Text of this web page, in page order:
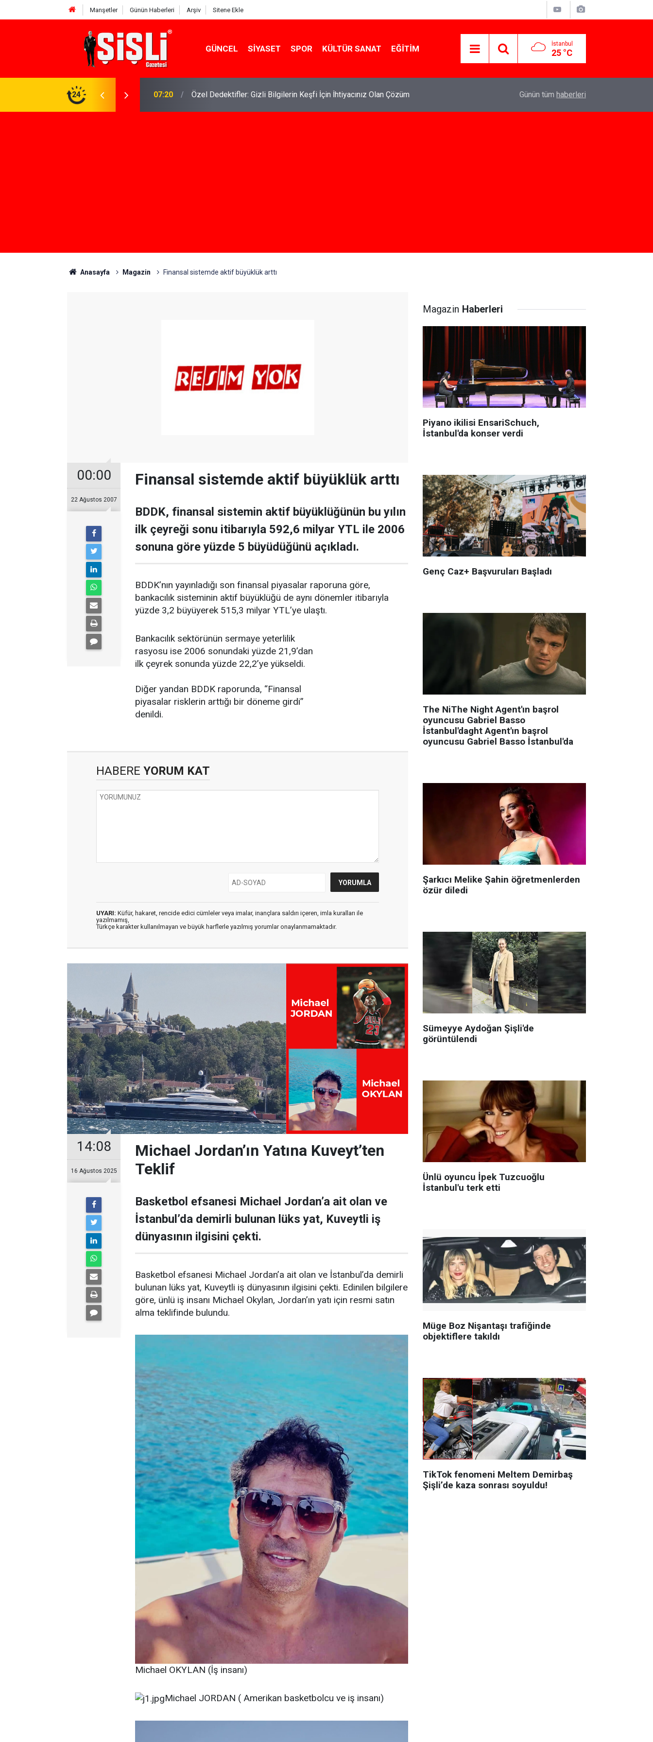
Manşetler Günün Haberleri Arşiv Sitene Ekle
GÜNCEL SIYASET SPOR KÜLTÜR SANAT EĞITIM İstanbul
25 °C
24
İçin İhtiyacınız Olan Çözüm 07:15 İskele'de Kiralık Daire Seçenekleriyle Konforlu Bir Yaşam Yeni İlişkiler İçin Dating App Seçenekleri
Günün tüm haberleri
Anasayfa Magazin Finansal sistemde aktif büyüklük arttı
00:00
22 Ağustos 2007
Finansal sistemde aktif büyüklük arttı
BDDK, finansal sistemin aktif büyüklüğünün bu yılın
ilk çeyreği sonu itibarıyla 592,6 milyar YTL ile 2006
sonuna göre yüzde 5 büyüdüğünü açıkladı.
BDDK’nın yayınladığı son finansal piyasalar raporuna göre,
bankacılık sisteminin aktif büyüklüğü de aynı dönemler itibarıyla
yüzde 3,2 büyüyerek 515,3 milyar YTL’ye ulaştı.
Bankacılık sektörünün sermaye yeterlilik
rasyosu ise 2006 sonundaki yüzde 21,9’dan
ilk çeyrek sonunda yüzde 22,2’ye yükseldi.
Diğer yandan BDDK raporunda, “Finansal
piyasalar risklerin arttığı bir döneme girdi”
denildi.
HABERE YORUM KAT
UYARI: Küfür, hakaret, rencide edici cümleler veya imalar, inançlara saldırı içeren, imla kuralları ile
yazılmamış,
Türkçe karakter kullanılmayan ve büyük harflerle yazılmış yorumlar onaylanmamaktadır.
14:08
16 Ağustos 2025
Michael Jordan’ın Yatına Kuveyt’ten
Teklif
Basketbol efsanesi Michael Jordan’a ait olan ve
İstanbul’da demirli bulunan lüks yat, Kuveytli iş
dünyasının ilgisini çekti.
Basketbol efsanesi Michael Jordan’a ait olan ve İstanbul’da demirli
bulunan lüks yat, Kuveytli iş dünyasının ilgisini çekti. Edinilen bilgilere
göre, ünlü iş insanı Michael Okylan, Jordan’ın yatı için resmi satın
alma teklifinde bulundu.
Michael OKYLAN (İş insanı)
Michael JORDAN ( Amerikan basketbolcu ve iş insanı)
Magazin Haberleri
Piyano ikilisi EnsariSchuch,
İstanbul'da konser verdi
Genç Caz+ Başvuruları Başladı
The NiThe Night Agent'ın başrol
oyuncusu Gabriel Basso
İstanbul'daght Agent'ın başrol
oyuncusu Gabriel Basso İstanbul'da
Şarkıcı Melike Şahin öğretmenlerden
özür diledi
Sümeyye Aydoğan Şişli'de
görüntülendi
Ünlü oyuncu İpek Tuzcuoğlu
İstanbul'u terk etti
Müge Boz Nişantaşı trafiğinde
objektiflere takıldı
TikTok fenomeni Meltem Demirbaş
Şişli’de kaza sonrası soyuldu!